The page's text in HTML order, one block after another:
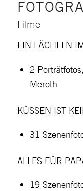
Filme
EIN LÄCHELN
2
Meroth
KÜSSEN IST
31
ALLES FÜR
19